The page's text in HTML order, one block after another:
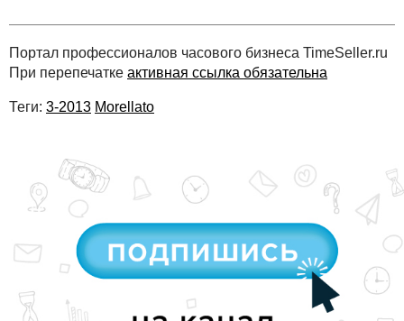
Портал профессионалов часового бизнеса TimeSeller.ru
При перепечатке активная ссылка обязательна
Теги: 3-2013 Morellato